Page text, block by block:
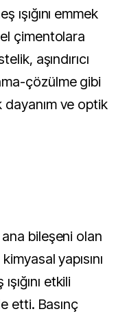
ışığını emmek
çimentolara
aşındırıcı
çözülme gibi
ve optik
bileşeni olan
yapısını
etkili
etti. Basınç